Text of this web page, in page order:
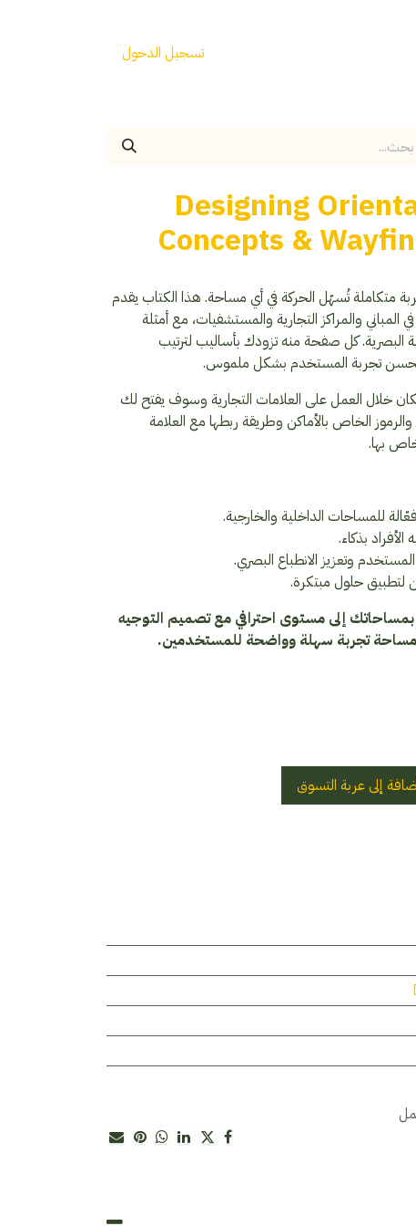
تسجيل الدخول
Designing
Concepts &
متكاملة تُسهّل الحركة في أي مساحة. هذا الكتاب يقدم
المباني والمراكز التجارية والمستشفيات، مع أمثلة
البصرية. كل صفحة منه تزودك بأساليب لترتيب
تجربة المستخدم بشكل ملموس.
خلال العمل على العلامات التجارية وسوف يفتح لك
الخاص بالأماكن وطريقة ربطها مع العلامة
بها.
للمساحات الداخلية والخارجية.
بذكاء.
وتعزيز الانطباع البصري.
لتطبيق حلول مبتكرة.
إلى مستوى احترافي مع تصميم التوجيه
مساحة تجربة سهلة وواضحة للمستخدمين.
إلى عربة التسوق